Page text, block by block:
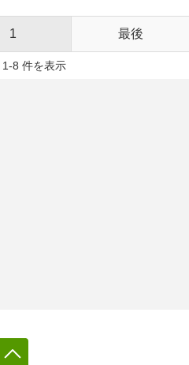
1 最後
8 件を表示